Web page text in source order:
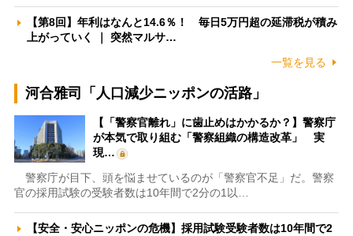
【第8回】年利はなんと14.6％！ 毎日5万円超の延滞税が積み
上がっていく ｜ 突然マルサ…
一覧を見る
河合雅司「人口減少ニッポンの活路」
【「警察官離れ」に歯止めはかかるか？】警察庁
が本気で取り組む「警察組織の構造改革」 実
現…
警察庁が目下、頭を悩ませているのが「警察官不足」だ。警察
官の採用試験の受験者数は10年間で2分の1以…
【安全・安心ニッポンの危機】採用試験受験者数は10年間で2